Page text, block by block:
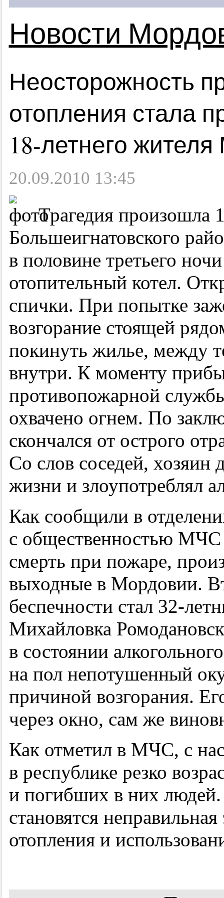
Новости
Неосторожность
отопления стала
18-летнего
20.09.2010 13:45
Трагедия произошла
Большеигнатовского
в половине третьего
отопительный котел.
спички. При попытке
возгорание стоящей
покинуть жилье, между
внутри. К моменту
противопожарной
охвачено огнем. По
скончался от острого
Со слов соседей, хозяин
жизни и злоупотреблял
Как сообщили в
с общественностью МЧС
смерть при пожаре,
выходные в Мордовии.
беспечности стал 32-
Михайловка
в состоянии
на пол непотушенный
причиной возгорания.
через окно, сам же
Как отметил в МЧС, с
в республике резко
и погибших в них
становятся
отопления и